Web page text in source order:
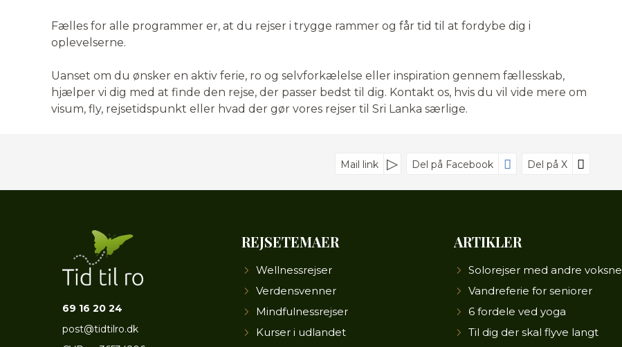
Fælles for alle programmer er, at du rejser i trygge rammer og får tid til at fordybe dig i
oplevelserne.
Uanset om du ønsker en aktiv ferie, ro og selvforkælelse eller inspiration gennem fællesskab,
hjælper vi dig med at finde den rejse, der passer bedst til dig. Kontakt os, hvis du vil vide mere om
visum, fly, rejsetidspunkt eller hvad der gør vores rejser til Sri Lanka særlige.
Mail link Del på Facebook Del på X
69 16 20 24
post@tidtilro.dk
REJSETEMAER
Wellnessrejser
Verdensvenner
Mindfulnessrejser
Kurser i udlandet
ARTIKLER
Solorejser med andre voksne
Vandreferie for seniorer
6 fordele ved yoga
Til dig der skal flyve langt